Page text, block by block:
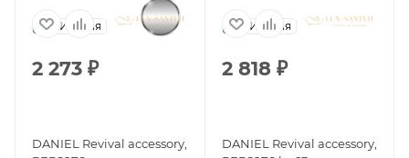
Италия
2 273 ₽
DANIEL Revival accessory,
Италия
2 818 ₽
DANIEL Revival accessory,